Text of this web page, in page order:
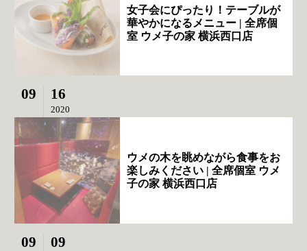
女子会にぴったり！テーブルが
華やかになるメニュー | 全席個
室 ウメ子の家 横浜西口店
09 16
2020
ウメの木を眺めながら食事をお
楽しみください | 全席個室 ウメ
子の家 横浜西口店
09 09